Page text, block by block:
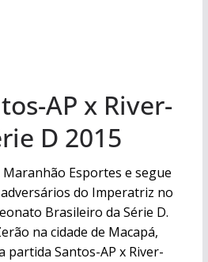
AP x River-
D 2015
Esportes e segue
do Imperatriz no
Brasileiro da Série D.
na cidade de Macapá,
partida Santos-AP x River-